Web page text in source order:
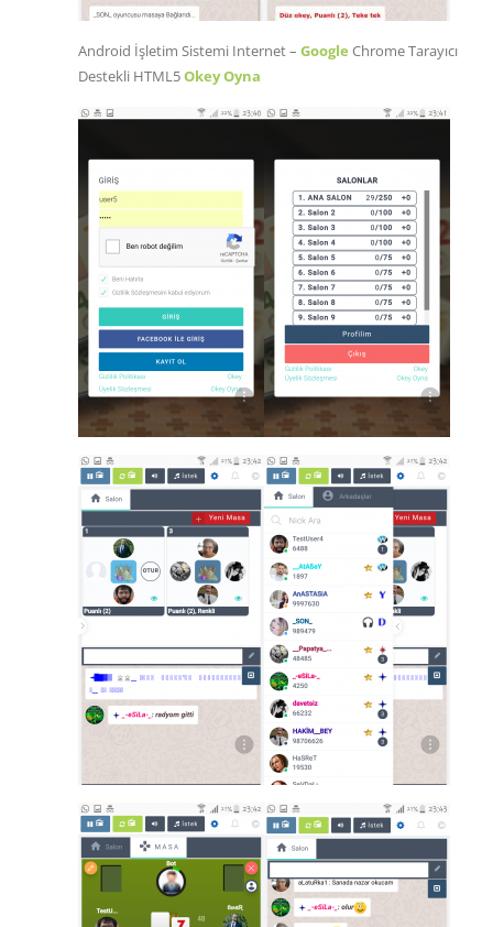
Android İşletim Sistemi Internet – Google Chrome Tarayıcı
Destekli HTML5Okey Oyna